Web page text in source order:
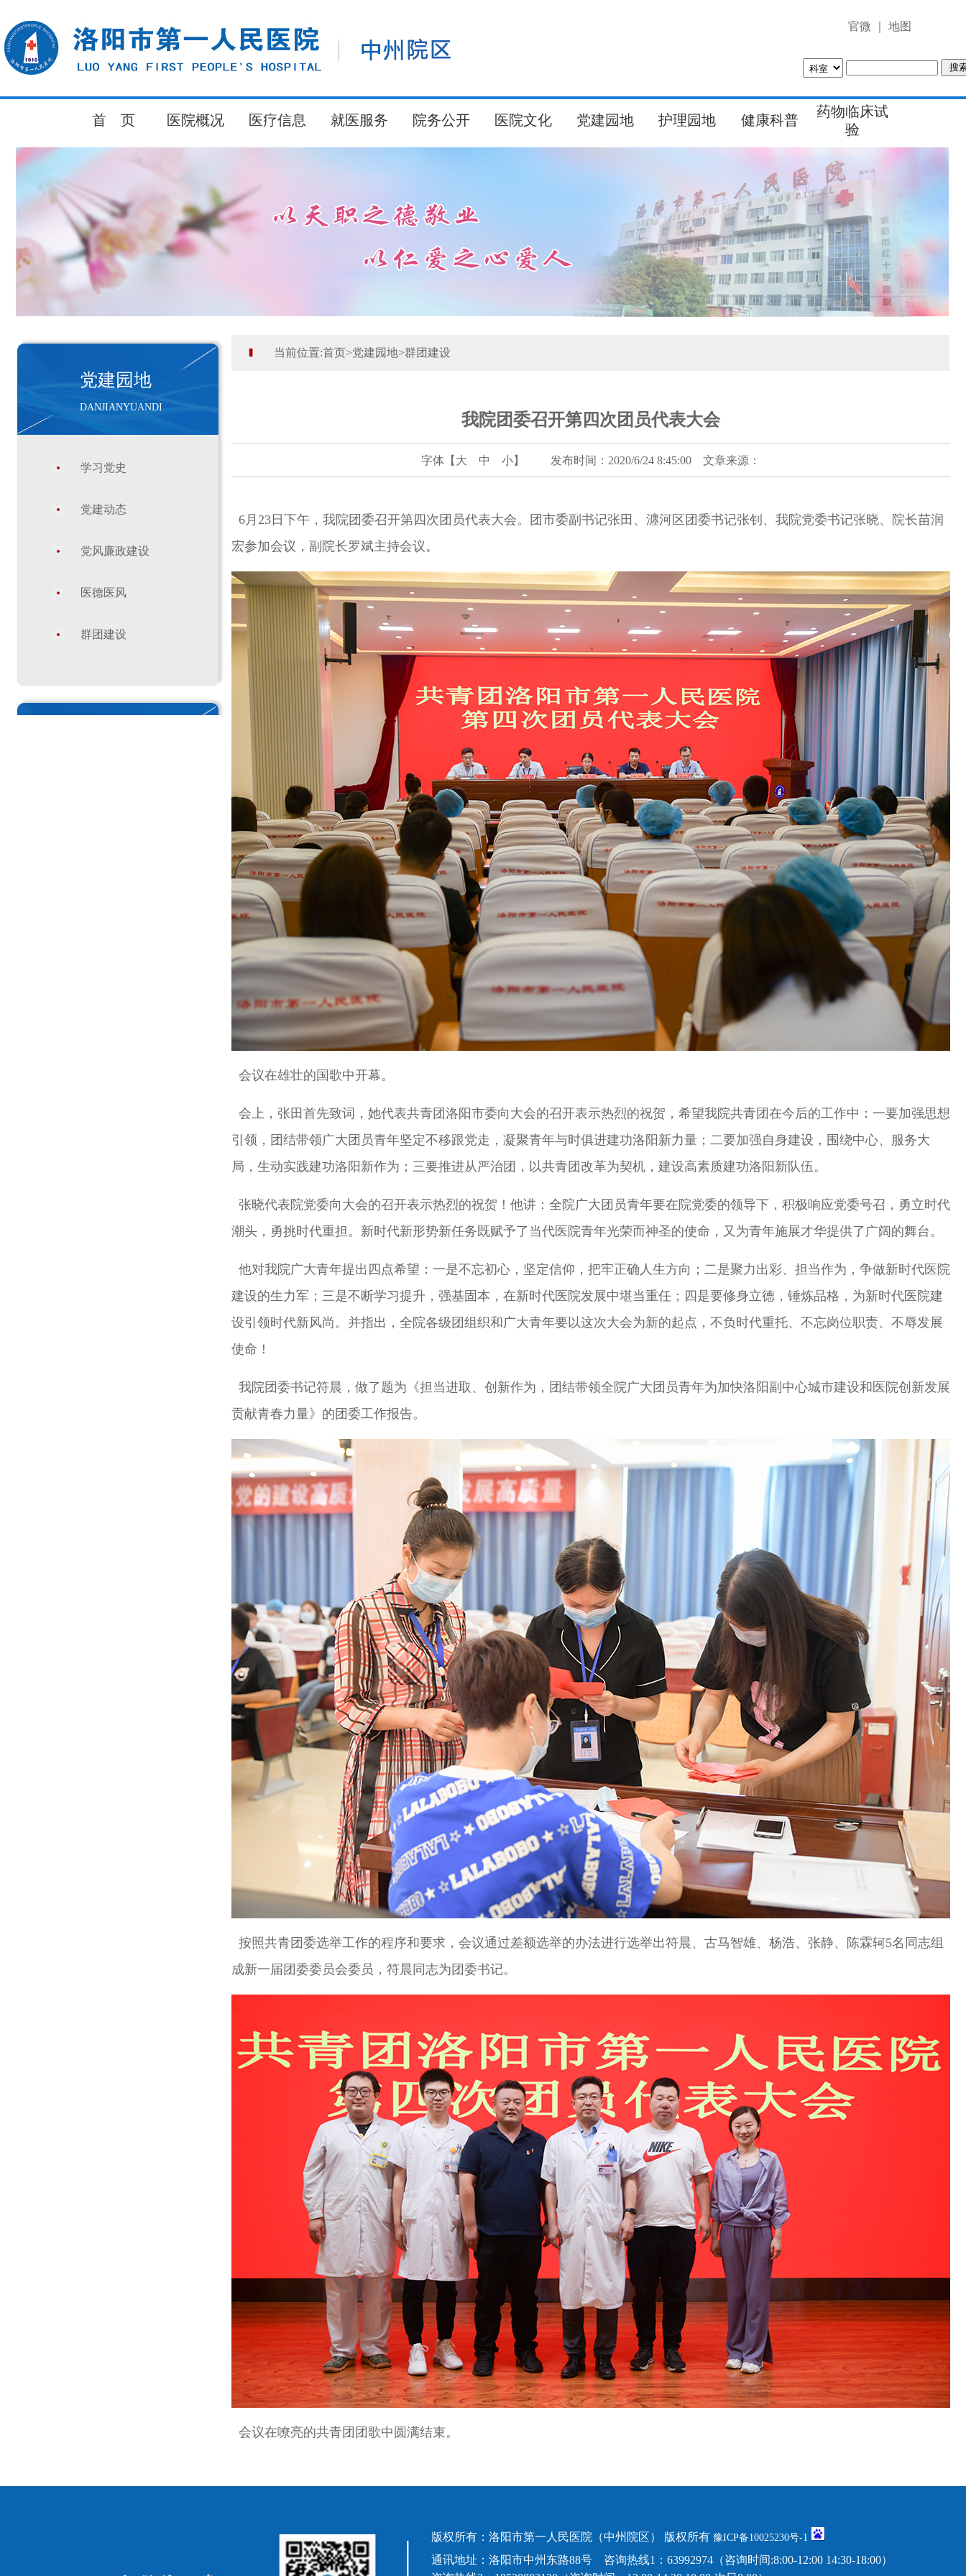
官微 地图
首 页 医院概况 医疗信息 就医服务 院务公开 医院文化 党建园地 护理园地 健康科普
药物临床试
验
党建园地
DANJIANYUANDI
学习党史
党建动态
党风廉政建设
医德医风
群团建设
当前位置:首页>党建园地>群团建设
我院团委召开第四次团员代表大会
字体【 大 中 小】 发布时间：2020/6/24 8:45:00 文章来源：
6月23日下午，我院团委召开第四次团员代表大会。团市委副书记张田、瀍河区团委书记张钊、我院党委书记张晓、院长苗润
宏参加会议，副院长罗斌主持会议。
会议在雄壮的国歌中开幕。
会上，张田首先致词，她代表共青团洛阳市委向大会的召开表示热烈的祝贺，希望我院共青团在今后的工作中：一要加强思想
引领，团结带领广大团员青年坚定不移跟党走，凝聚青年与时俱进建功洛阳新力量；二要加强自身建设，围绕中心、服务大
局，生动实践建功洛阳新作为；三要推进从严治团，以共青团改革为契机，建设高素质建功洛阳新队伍。
张晓代表院党委向大会的召开表示热烈的祝贺！他讲：全院广大团员青年要在院党委的领导下，积极响应党委号召，勇立时代
潮头，勇挑时代重担。新时代新形势新任务既赋予了当代医院青年光荣而神圣的使命，又为青年施展才华提供了广阔的舞台。
他对我院广大青年提出四点希望：一是不忘初心，坚定信仰，把牢正确人生方向；二是聚力出彩、担当作为，争做新时代医院
建设的生力军；三是不断学习提升，强基固本，在新时代医院发展中堪当重任；四是要修身立德，锤炼品格，为新时代医院建
设引领时代新风尚。并指出，全院各级团组织和广大青年要以这次大会为新的起点，不负时代重托、不忘岗位职责、不辱发展
使命！
我院团委书记符晨，做了题为《担当进取、创新作为，团结带领全院广大团员青年为加快洛阳副中心城市建设和医院创新发展
贡献青春力量》的团委工作报告。
按照共青团委选举工作的程序和要求，会议通过差额选举的办法进行选举出符晨、 古马智雄、 杨浩、 张静、 陈霖轲5名同志组
成新一届 团委委员会委员， 符晨 同志为 团委书记。
会议在嘹亮的共青团团歌中圆满结束。
版权所有：洛阳市第一人民医院（中州院区） 版权所有 豫ICP备10025230号-1
通讯地址：洛阳市中州东路88号 咨询热线1：63992974（咨询时间:8:00-12:00 14:30-18:00）